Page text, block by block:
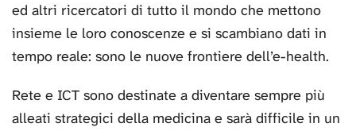
ed altri ricercatori di tutto il mondo che mettono
insieme le loro conoscenze e si scambiano dati in
tempo reale: sono le nuove frontiere dell’e-health.
Rete e ICT sono destinate a diventare sempre più
alleati strategici della medicina e sarà difficile in un